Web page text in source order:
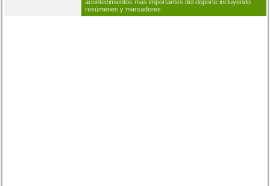
acontecimientos más importantes del deporte incluyendo
resúmenes y marcadores.